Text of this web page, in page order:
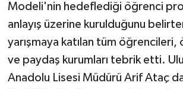
Modeli'nin hedeflediği öğrenci
anlayış üzerine kurulduğunu
yarışmaya katılan tüm
ve paydaş kurumları tebrik etti.
Anadolu Lisesi Müdürü Arif Ataç